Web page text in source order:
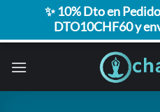
✨ 10% Dto en
DTO10CHF60 y